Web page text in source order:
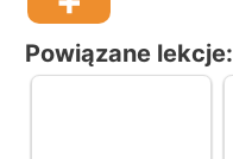
Powiązane lekcje: